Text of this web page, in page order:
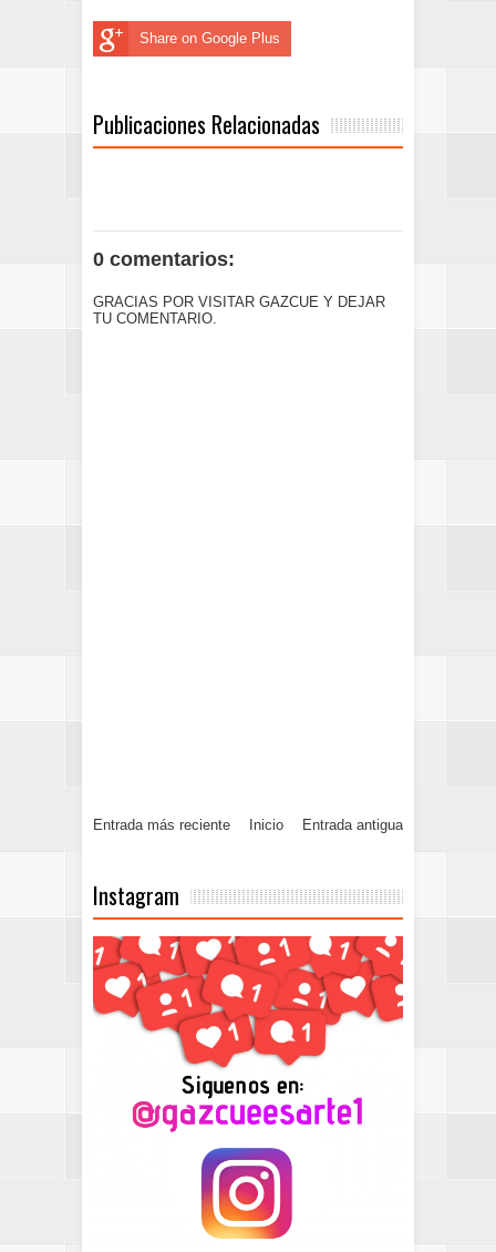
Share on Google Plus
Publicaciones Relacionadas
0 comentarios:
GRACIAS POR VISITAR GAZCUE Y DEJAR
TU COMENTARIO.
Entrada más reciente Entrada antigua
Inicio
Instagram